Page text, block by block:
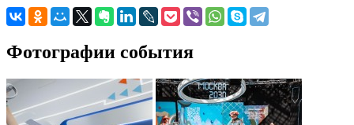
Фотографии события